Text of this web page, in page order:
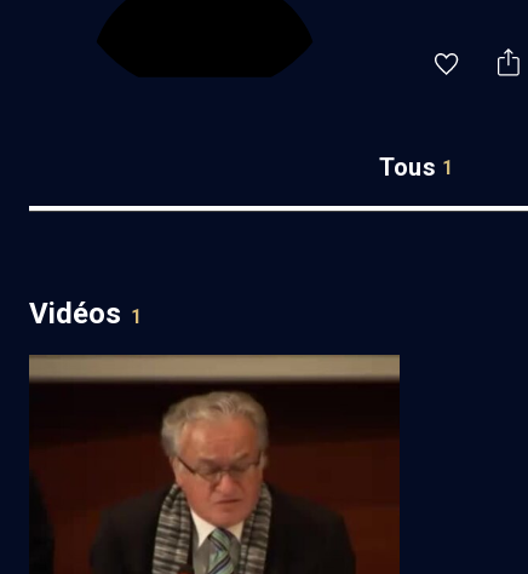
Tous 1
Vidéos 1
''Mein Kampf'' dans le domaine public